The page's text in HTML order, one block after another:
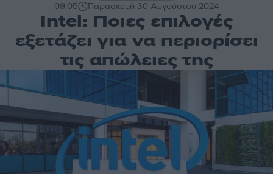
09:05 Παρασκευή 30 Αυγούστου 2024
Intel: Ποιες επιλογές
εξετάζει για να περιορίσει
τις απώλειες της